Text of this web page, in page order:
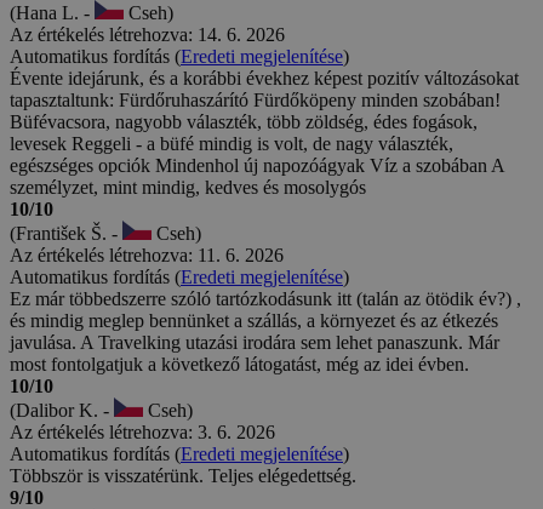
(Hana L. -
Cseh)
Az értékelés létrehozva: 14. 6. 2026
Automatikus fordítás (Eredeti megjelenítése)
Évente idejárunk, és a korábbi évekhez képest pozitív változásokat
tapasztaltunk: Fürdőruhaszárító Fürdőköpeny minden szobában!
Büfévacsora, nagyobb választék, több zöldség, édes fogások,
levesek Reggeli - a büfé mindig is volt, de nagy választék,
egészséges opciók Mindenhol új napozóágyak Víz a szobában A
személyzet, mint mindig, kedves és mosolygós
10/10
(František Š. -
Cseh)
Az értékelés létrehozva: 11. 6. 2026
Automatikus fordítás (Eredeti megjelenítése)
Ez már többedszerre szóló tartózkodásunk itt (talán az ötödik év?) ,
és mindig meglep bennünket a szállás, a környezet és az étkezés
javulása. A Travelking utazási irodára sem lehet panaszunk. Már
most fontolgatjuk a következő látogatást, még az idei évben.
10/10
(Dalibor K. -
Cseh)
Az értékelés létrehozva: 3. 6. 2026
Automatikus fordítás (Eredeti megjelenítése)
Többször is visszatérünk. Teljes elégedettség.
9/10